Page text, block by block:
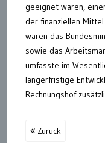
geeignet waren,
der finanziellen
waren das
sowie das
umfasste im
längerfristige
Rechnungshof
Zurück